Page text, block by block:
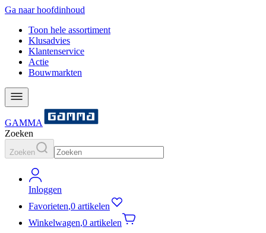
Ga naar hoofdinhoud
Toon hele assortiment
Klusadvies
Klantenservice
Actie
Bouwmarkten
GAMMA
Zoeken
Zoeken
Inloggen
Favorieten,0 artikelen
Winkelwagen,0 artikelen